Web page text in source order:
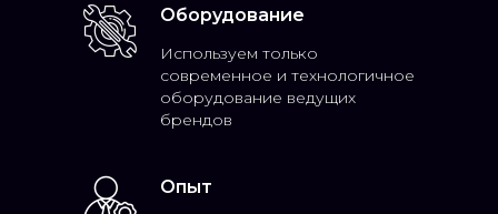
Оборудование
Используем только
современное и технологичное
оборудование ведущих
брендов
Опыт